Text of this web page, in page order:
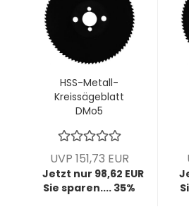
HSS-Metall-
Kreissägeblatt
DMo5
250x2,0x32 mm,
z240, BW T3,3, VPE
= 1 Stück
UVP 151,73 EUR
Jetzt nur 98,62 EUR
Sie sparen.... 35%